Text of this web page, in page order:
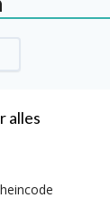
alles